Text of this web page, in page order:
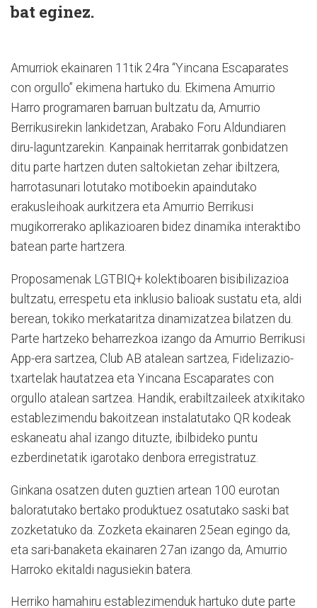
bat eginez.
Amurriok ekainaren 11tik 24ra “Yincana Escaparates
con orgullo” ekimena hartuko du. Ekimena Amurrio
Harro programaren barruan bultzatu da, Amurrio
Berrikusirekin lankidetzan, Arabako Foru Aldundiaren
diru-laguntzarekin. Kanpainak herritarrak gonbidatzen
ditu parte hartzen duten saltokietan zehar ibiltzera,
harrotasunari lotutako motiboekin apaindutako
erakusleihoak aurkitzera eta Amurrio Berrikusi
mugikorrerako aplikazioaren bidez dinamika interaktibo
batean parte hartzera.
Proposamenak LGTBIQ+ kolektiboaren bisibilizazioa
bultzatu, errespetu eta inklusio balioak sustatu eta, aldi
berean, tokiko merkataritza dinamizatzea bilatzen du.
Parte hartzeko beharrezkoa izango da Amurrio Berrikusi
App-era sartzea, Club AB atalean sartzea, Fidelizazio-
txartelak hautatzea eta Yincana Escaparates con
orgullo atalean sartzea. Handik, erabiltzaileek atxikitako
establezimendu bakoitzean instalatutako QR kodeak
eskaneatu ahal izango dituzte, ibilbideko puntu
ezberdinetatik igarotako denbora erregistratuz.
Ginkana osatzen duten guztien artean 100 eurotan
baloratutako bertako produktuez osatutako saski bat
zozketatuko da. Zozketa ekainaren 25ean egingo da,
eta sari-banaketa ekainaren 27an izango da, Amurrio
Harroko ekitaldi nagusiekin batera.
Herriko hamahiru establezimenduk hartuko dute parte